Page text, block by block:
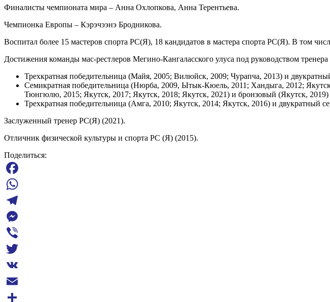
Финалисты чемпионата мира – Анна Охлопкова, Анна Терентьева.
Чемпионка Европы – Кэрэчээнэ Бродникова.
Воспитал более 15 мастеров спорта РС(Я), 18 кандидатов в мастера спорта РС(Я). В том
Достижения команды мас-рестлеров Мегино-Кангаласского улуса под руководством
Трехкратная победительница (Майя, 2005; Вилюйск, 2009; Чурапча, 2013) и
Семикратная победительница (Нюрба, 2009, Ытык-Кюель, 2011; Хандыга, 2012;
Тюнгюлю, 2015; Якутск, 2017; Якутск, 2018; Якутск, 2021) и бронзовый (Якутск,
Трехкратная победительница (Амга, 2010; Якутск, 2014; Якутск, 2016) и
Заслуженный тренер РС(Я) (2021).
Отличник физической культуры и спорта РС (Я) (2015).
Поделиться:
Facebook
WhatsApp
Telegram
Messenger
Viber
Twitter
VK
Email